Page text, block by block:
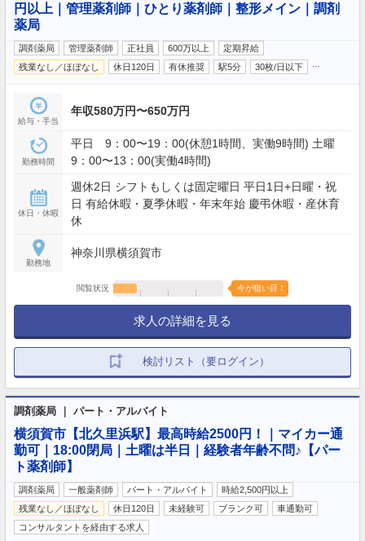
円以上｜管理薬剤師｜ひとり薬剤師｜整形メイン｜調剤
薬局
調剤薬局 管理薬剤師 正社員 600万以上
定期昇給
残業なし／ほぼなし
休日120日 有休推奨 駅5分 30枚/日以下
給与・手当
年収580万円〜650万円
勤務時間
平日 9：00〜19：00(休憩1時間、実働9時間) 土曜
9：00〜13：00(実働4時間)
休日・休暇
週休2日 シフトもしくは固定曜日 平日1日+日曜・祝
日 有給休暇・夏季休暇・年末年始 慶弔休暇・産休育
休
勤務地
神奈川県横須賀市
閲覧状況 今が狙い目！
求人の詳細を見る
検討リスト（要ログイン）
調剤薬局 ｜ パート・アルバイト
横須賀市【北久里浜駅】最高時給2500円！｜マイカー通
勤可｜18:00閉局｜土曜は半日｜経験者年齢不問♪【パー
ト薬剤師】
調剤薬局 一般薬剤師 パート・アルバイト
時給2,500円以上
残業なし／ほぼなし
休日120日 未経験可 ブランク可
車通勤可
コンサルタントを経由する求人